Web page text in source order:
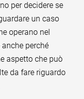
per decidere se
un caso
operano nel
perché
aspetto che può
da fare riguardo